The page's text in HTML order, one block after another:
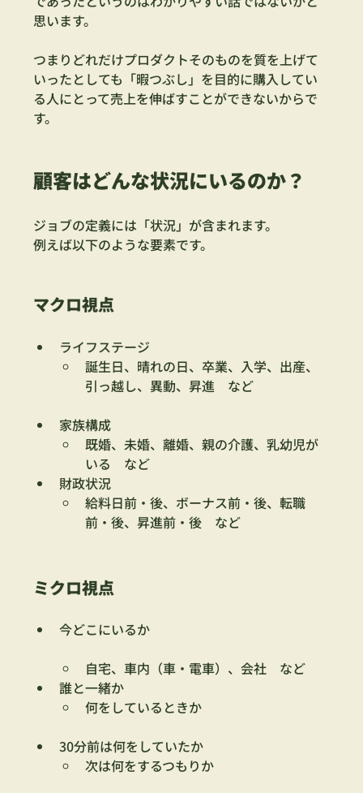
思います。
つまりどれだけプロダクトそのものを質を上げて
いったとしても「暇つぶし」を目的に購入してい
る人にとって売上を伸ばすことができないからで
す。
顧客はどんな状況にいるのか？
ジョブの定義には「状況」が含まれます。
例えば以下のような要素です。
マクロ視点
ライフステージ
誕生日、晴れの日、卒業、入学、出産、
引っ越し、異動、昇進　など
家族構成
既婚、未婚、離婚、親の介護、乳幼児が
いる　など
財政状況
給料日前・後、ボーナス前・後、転職
前・後、昇進前・後　など
ミクロ視点
今どこにいるか
自宅、車内（車・電車）、会社　など
誰と一緒か
何をしているときか
30分前は何をしていたか
次は何をするつもりか